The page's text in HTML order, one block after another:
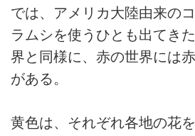
では、アメリカ大陸由来の
ラムシを使うひとも出てき
界と同様に、赤の世界には
がある。
黄色は、それぞれ各地の花